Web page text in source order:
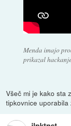
Menda imajo
prikazal
Všeč mi je kako sta
tipkovnice